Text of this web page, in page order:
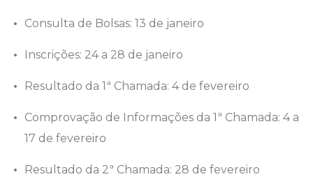
Consulta de Bolsas: 13 de janeiro
Inscrições: 24 a 28 de janeiro
Resultado da 1ª Chamada: 4 de fevereiro
Comprovação de Informações da 1ª Chamada: 4 a
17 de fevereiro
Resultado da 2ª Chamada: 28 de fevereiro
Fisioterapia
Medicina
Medicina Veterinária
Nutrição
Manual de Trabalhos Acadêmicos
Minha Biblioteca
Núcleo de Apoio Psicopedagógico
Ouvidoria
Logos Campo Real
NAPP e NAPC
Portal do Egresso
Portal do RH